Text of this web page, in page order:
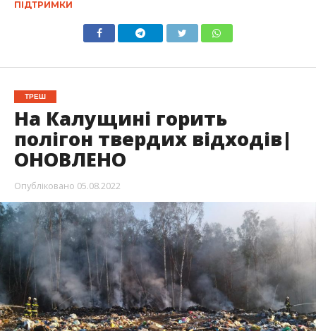
ПІДТРИМКИ
ТРЕШ
На Калущині горить
полігон твердих відходів|
ОНОВЛЕНО
Опубліковано 05.08.2022